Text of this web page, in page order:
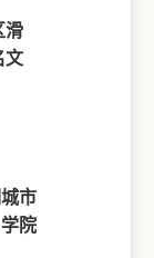
滑
文
学院